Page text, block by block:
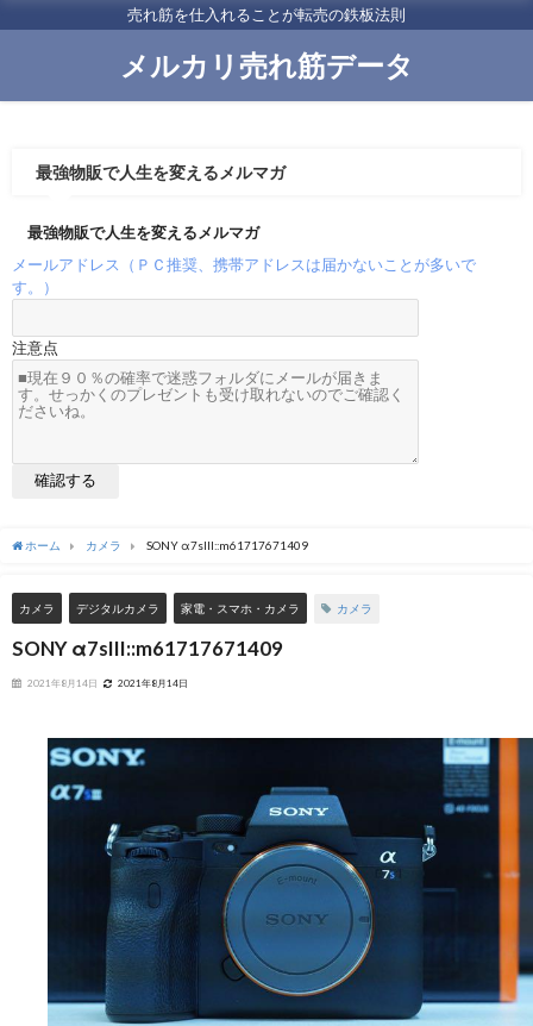
売れ筋を仕入れることが転売の鉄板法則
メルカリ売れ筋データ
最強物販で人生を変えるメルマガ
最強物販で人生を変えるメルマガ
メールアドレス（ＰＣ推奨、携帯アドレスは届かないことが多いで
す。）
注意点
ホーム カメラ SONY α7sIII::m61717671409
カメラ デジタルカメラ 家電・スマホ・カメラ カメラ
SONY α7sIII::m61717671409
2021年8月14日 2021年8月14日